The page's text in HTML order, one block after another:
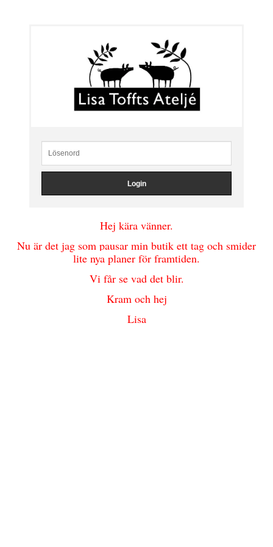
Hej kära vänner.
Nu är det jag som pausar min butik ett tag och smider
lite nya planer för framtiden.
Vi får se vad det blir.
Kram och hej
Lisa